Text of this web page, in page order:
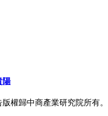
陽
權歸中商產業研究院所有